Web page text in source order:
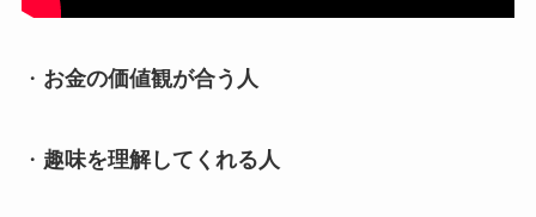
・ お金の価値観が合う人
・ 趣味を理解してくれる人